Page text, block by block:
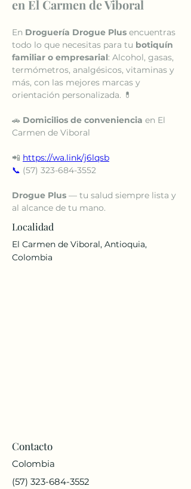
en El Carmen de Viboral
En Droguería Drogue Plus encuentras
todo lo que necesitas para tu botiquín
familiar o empresarial: Alcohol, gasas,
termómetros, analgésicos, vitaminas y
más, con las mejores marcas y
orientación personalizada. 💊
🚗 Domicilios de conveniencia en El
Carmen de Viboral
📲 https://wa.link/j6lqsb
📞 (57) 323-684-3552
Drogue Plus — tu salud siempre lista y
al alcance de tu mano.
Localidad
El Carmen de Viboral, Antioquia,
Colombia
Contacto
Colombia
(57) 323-684-3552